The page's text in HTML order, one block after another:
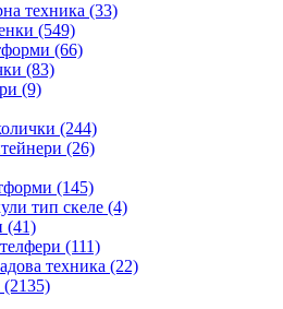
техника (33)
(549)
(66)
(83)
(9)
(244)
(26)
(145)
тип скеле (4)
(41)
(111)
техника (22)
(2135)